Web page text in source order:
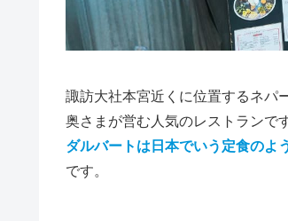
諏訪大社本宮近くに位置するネパ
奥さまが営む人気のレストランで
ダルバートは日本でいう定食のよ
です。